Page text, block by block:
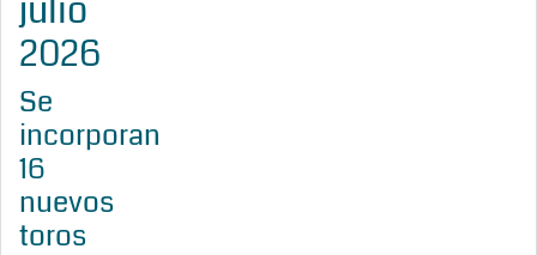
julio
2026
Se
incorporan
16
nuevos
toros